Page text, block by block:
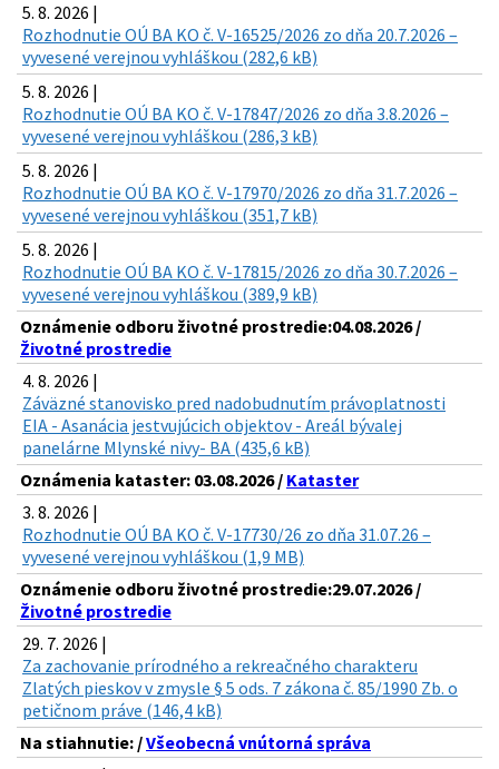
5. 8. 2026 |
Rozhodnutie OÚ BA KO č. V-16525/2026 zo dňa 20.7.2026 –
vyvesené verejnou vyhláškou (282,6 kB)
5. 8. 2026 |
Rozhodnutie OÚ BA KO č. V-17847/2026 zo dňa 3.8.2026 –
vyvesené verejnou vyhláškou (286,3 kB)
5. 8. 2026 |
Rozhodnutie OÚ BA KO č. V-17970/2026 zo dňa 31.7.2026 –
vyvesené verejnou vyhláškou (351,7 kB)
5. 8. 2026 |
Rozhodnutie OÚ BA KO č. V-17815/2026 zo dňa 30.7.2026 –
vyvesené verejnou vyhláškou (389,9 kB)
Oznámenie odboru životné prostredie:04.08.2026 /
Životné prostredie
4. 8. 2026 |
Záväzné stanovisko pred nadobudnutím právoplatnosti
EIA - Asanácia jestvujúcich objektov - Areál bývalej
panelárne Mlynské nivy- BA (435,6 kB)
Oznámenia kataster: 03.08.2026 / Kataster
3. 8. 2026 |
Rozhodnutie OÚ BA KO č. V-17730/26 zo dňa 31.07.26 –
vyvesené verejnou vyhláškou (1,9 MB)
Oznámenie odboru životné prostredie:29.07.2026 /
Životné prostredie
29. 7. 2026 |
Za zachovanie prírodného a rekreačného charakteru
Zlatých pieskov v zmysle § 5 ods. 7 zákona č. 85/1990 Zb. o
petičnom práve (146,4 kB)
Na stiahnutie: /Všeobecná vnútorná správa